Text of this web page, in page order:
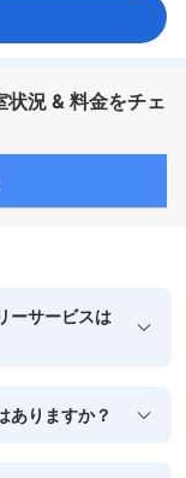
況 & 料金をチェ
ーサービスは
りますか？